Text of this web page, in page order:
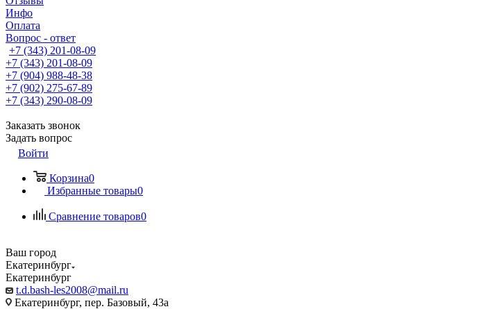
Инфо
Оплата
Вопрос - ответ
+7 (343) 201-08-09
+7 (343) 201-08-09
+7 (904) 988-48-38
+7 (902) 275-67-89
+7 (343) 290-08-09
Заказать звонок
Задать вопрос
Войти
Корзина0
Избранные товары0
Сравнение товаров0
Ваш город
Екатеринбург
Екатеринбург
t.d.bash-les2008@mail.ru
Екатеринбург, пер. Базовый, 43а